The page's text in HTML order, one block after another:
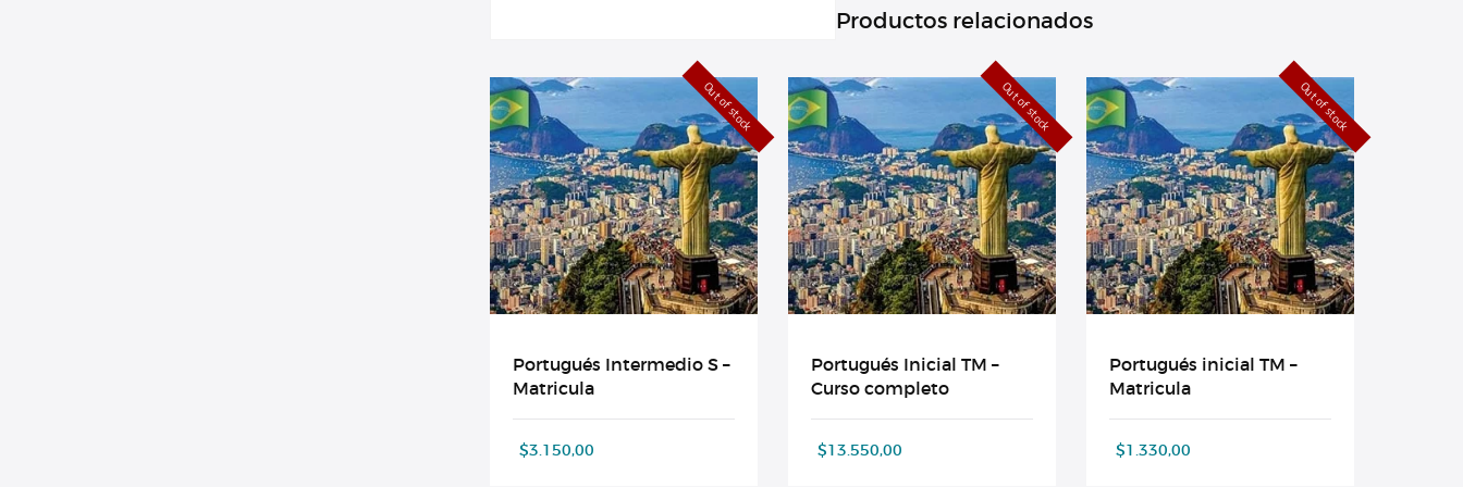
Productos relacionados
Out of stock
Portugués Intermedio S –
Matricula
$3.150,00
Out of stock
Portugués Inicial TM –
Curso completo
$13.550,00
Out of stock
Portugués inicial TM –
Matricula
$1.330,00